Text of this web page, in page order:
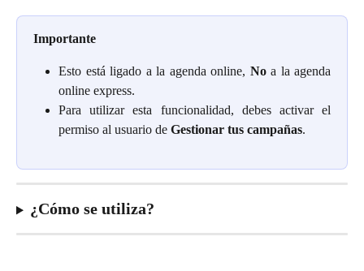
Importante
Esto está ligado a la agenda online, Noa la agenda
online express.
Para utilizar esta funcionalidad, debes activar el
permiso al usuario de Gestionar tus campañas.
¿Cómo se utiliza?